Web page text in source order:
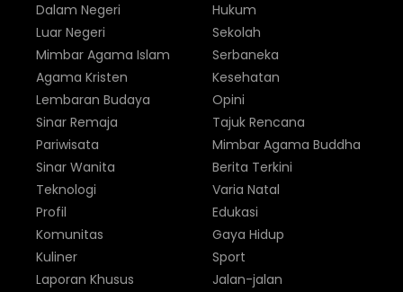
Dalam Negeri
Luar Negeri
Hukum
Sekolah
Mimbar Agama Islam
Agama Kristen
Lembaran Budaya
Sinar Remaja
Pariwisata
Sinar Wanita
Serbaneka
Kesehatan
Opini
Tajuk Rencana
Mimbar Agama Buddha
Berita Terkini
Teknologi
Profil
Komunitas
Kuliner
Laporan Khusus
Varia Natal
Edukasi
Gaya Hidup
Sport
Jalan-jalan